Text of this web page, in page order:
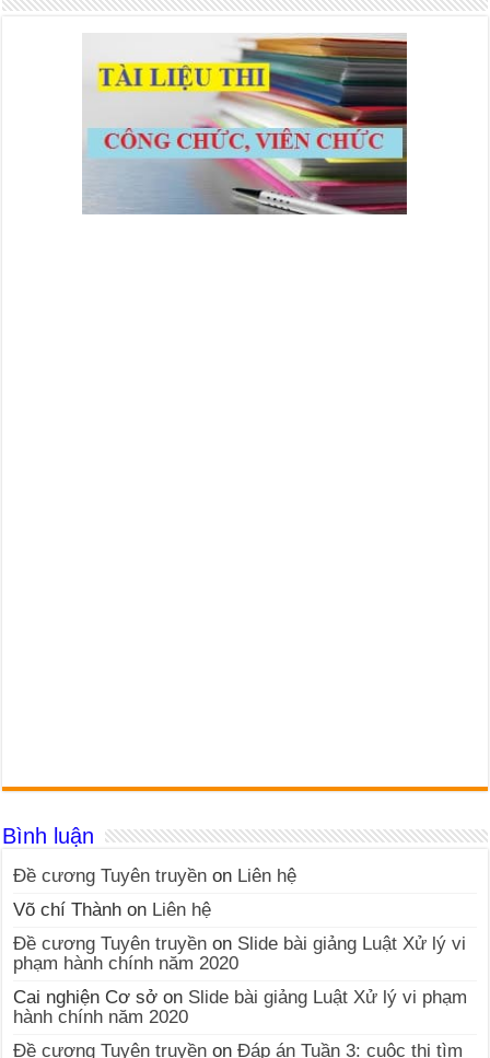
Bình luận
Đề cương Tuyên truyền on Liên hệ
Võ chí Thành on Liên hệ
Đề cương Tuyên truyền on Slide bài giảng Luật Xử lý vi
phạm hành chính năm 2020
Cai nghiện Cơ sở on Slide bài giảng Luật Xử lý vi phạm
hành chính năm 2020
Đề cương Tuyên truyền onĐáp án Tuần 3: cuộc thi tìm